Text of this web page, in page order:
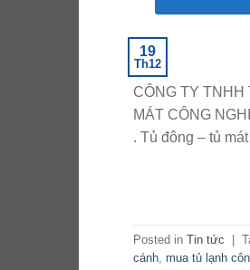
19
Th12
CÔNG TY
MÁT CÔNG
. Tủ đông – tủ
Posted in Tin tức
cánh mua tủ lạnh